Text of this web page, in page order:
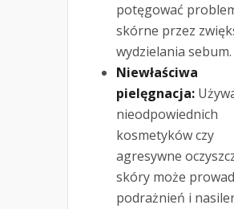
potęgować
skórne przez
wydzielania sebum.
Niewłaściwa
pielęgnacja:
nieodpowiednich
kosmetyków czy
agresywne
skóry może
podrażnień i